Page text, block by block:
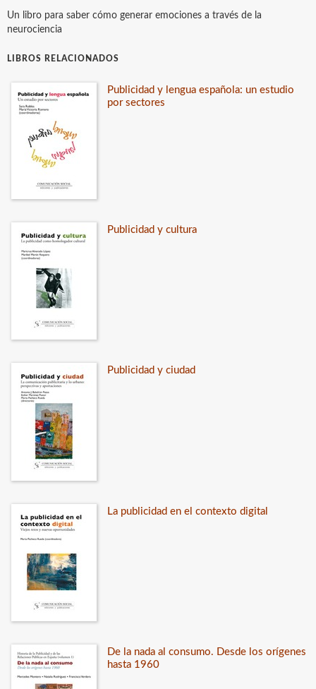
Un libro para saber cómo generar emociones a través de la
neurociencia
LIBROS RELACIONADOS
Publicidad y lengua española: un estudio
por sectores
Publicidad y cultura
Publicidad y ciudad
La publicidad en el contexto digital
De la nada al consumo. Desde los orígenes
hasta 1960